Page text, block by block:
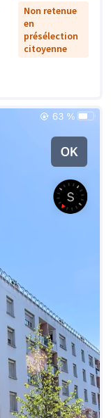
Non retenue
en
présélection
citoyenne